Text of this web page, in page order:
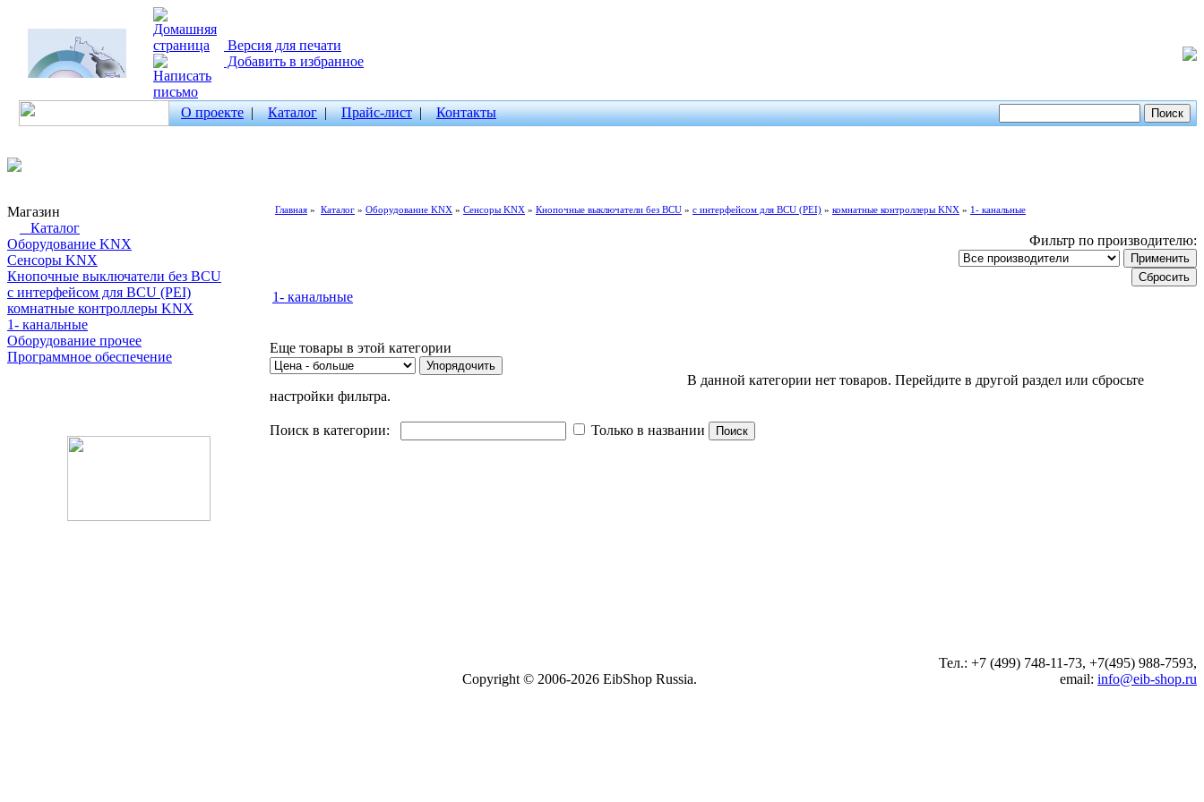
Версия для печати
Добавить в избранное
О проекте| Каталог| Прайс-лист| Контакты
Магазин
Каталог
Оборудование KNX
Сенсоры KNX
Кнопочные выключатели без BCU
с интерфейсом для BCU (PEI)
комнатные контроллеры KNX
1- канальные
Оборудование прочее
Программное обеспечение
Главная » Каталог » Оборудование KNX » Сенсоры KNX » Кнопочные выключатели без BCU » с интерфейсом для BCU (PEI) » комнатные контроллеры KNX » 1- канальные
Фильтр по производителю:
1- канальные
Еще товары в этой категории
В данной категории нет товаров. Перейдите в другой раздел или сбросьте
настройки фильтра.
Поиск в категории: Только в названии
Copyright © 2006-2026 EibShop Russia.
Тел.: +7 (499) 748-11-73, +7(495) 988-7593,
email: info@eib-shop.ru